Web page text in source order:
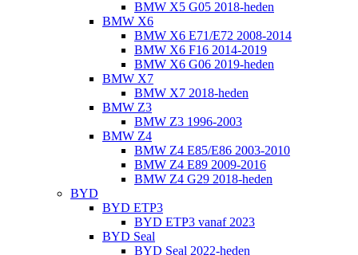
BMW X5 G05 2018-heden
BMW X6
BMW X6 E71/E72 2008-2014
BMW X6 F16 2014-2019
BMW X6 G06 2019-heden
BMW X7
BMW X7 2018-heden
BMW Z3
BMW Z3 1996-2003
BMW Z4
BMW Z4 E85/E86 2003-2010
BMW Z4 E89 2009-2016
BMW Z4 G29 2018-heden
BYD
BYD ETP3
BYD ETP3 vanaf 2023
BYD Seal
BYD Seal 2022-heden